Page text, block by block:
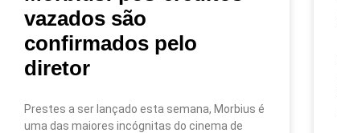
vazados são
confirmados pelo
diretor
Prestes a ser lançado esta semana, Morbius é
uma das maiores incógnitas do cinema de